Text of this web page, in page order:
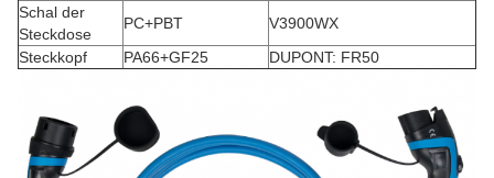
Schal der
Steckdose
PC+PBT
V3900WX
Steckkopf
PA66+GF25 DUPONT: FR50